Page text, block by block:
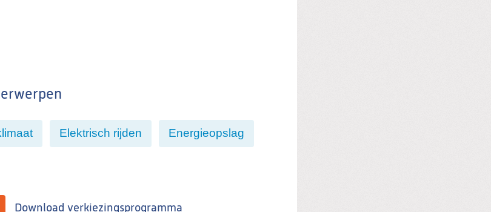
Elektrisch rijden Energieopslag
Download verkiezingsprogramma